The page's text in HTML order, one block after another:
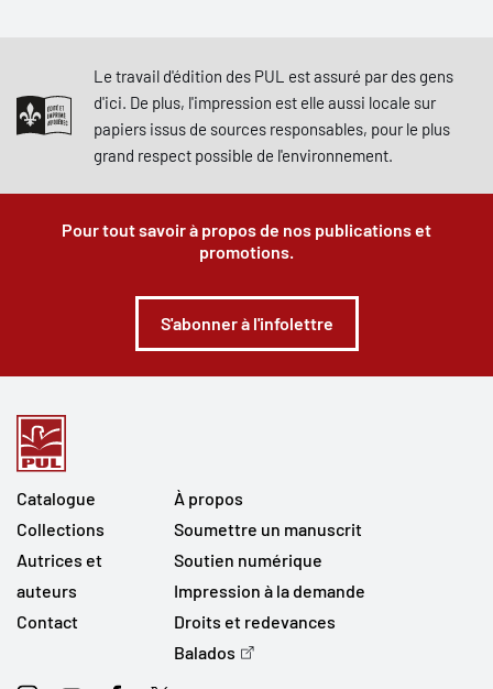
Le travail d'édition des PUL est assuré par des gens
d'ici. De plus, l'impression est elle aussi locale sur
papiers issus de sources responsables, pour le plus
grand respect possible de l'environnement.
Pour tout savoir à propos de nos publications et
promotions.
S'abonner à l'infolettre
Catalogue
Collections
Autrices et
auteurs
Contact
À propos
Soumettre un manuscrit
Soutien numérique
Impression à la demande
Droits et redevances
Balados